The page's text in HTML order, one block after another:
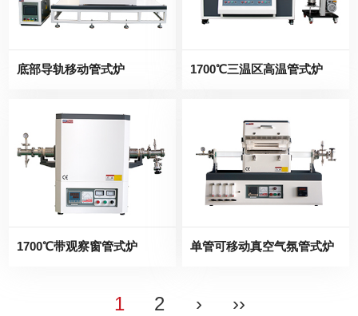
底部导轨移动管式炉 1700℃三温区高温管式炉
1700℃带观察窗管式炉 单管可移动真空气氛管式炉
1 2 › ››